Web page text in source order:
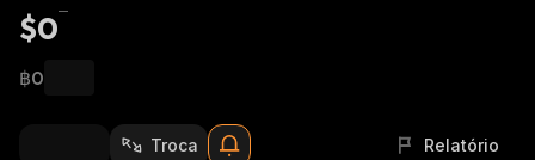
$0
฿0
Troca Relatório